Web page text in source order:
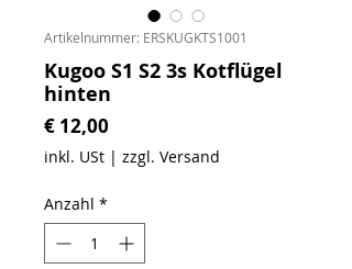
Artikelnummer: ERSKUGKTS1001
Kugoo S1 S2 3s Kotflügel
hinten
€ 12,00
inkl. USt | zzgl. Versand
Anzahl *